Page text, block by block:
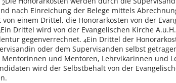
2
nach Einreichung der Belege mittels
von einem Drittel, die Honorarkosten von der
Ein Drittel wird von der Evangelischen Kirche
gegenverrechnet.4Ein Drittel der
oder dem Supervisanden selbst
und Mentoren, Lehrvikarinnen und
wird der Selbstbehalt von der